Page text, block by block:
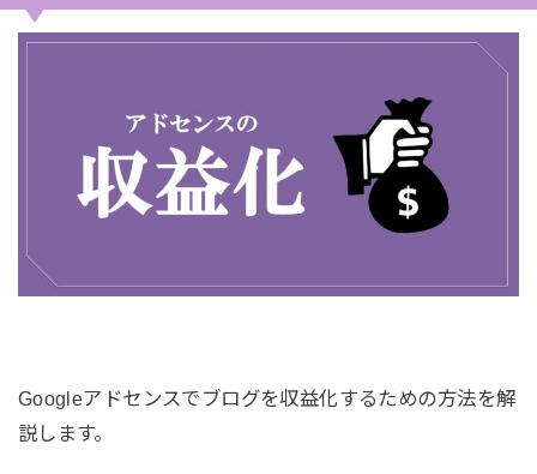
Googleアドセンスでブログを収益化するための方法を解
説します。